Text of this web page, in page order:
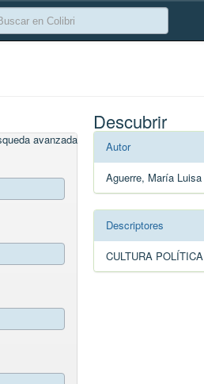
avanzada
Descubrir
Autor
Aguerre, María Luisa
Descriptores
CULTURA POLÍTICA